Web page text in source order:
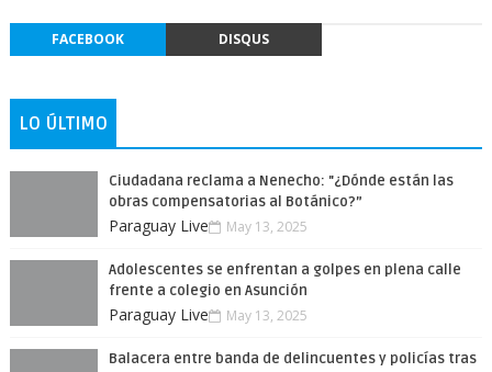
FACEBOOK DISQUS
LO ÚLTIMO
Ciudadana reclama a Nenecho: "¿Dónde están las
obras compensatorias al Botánico?”
Paraguay Live May 13, 2025
Adolescentes se enfrentan a golpes en plena calle
frente a colegio en Asunción
Paraguay Live May 13, 2025
Balacera entre banda de delincuentes y policías tras